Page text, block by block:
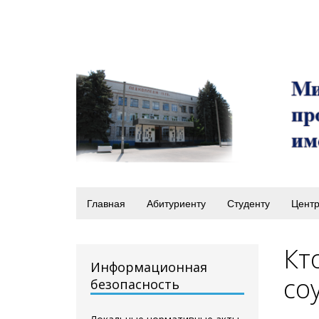
Главная Абитуриенту Студенту
Информационная
безопасность